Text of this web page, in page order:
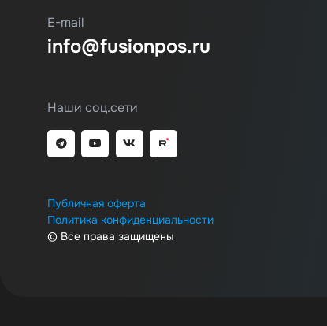
E-mail
info@fusionpos.ru
Наши соц.сети
Публичная оферта
Политика конфиденциальности
© Все права защищены